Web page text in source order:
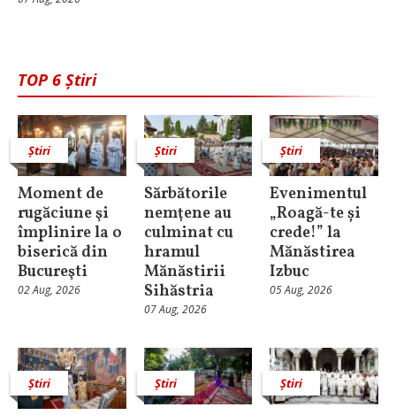
TOP 6 Știri
Știri
Moment de
rugăciune şi
împlinire la o
biserică din
Bucureşti
02 Aug, 2026
Știri
Sărbătorile
nemţene au
culminat cu
hramul
Mănăstirii
Sihăstria
07 Aug, 2026
Știri
Evenimentul
„Roagă-te și
crede!” la
Mănăstirea
Izbuc
05 Aug, 2026
Știri Știri Știri